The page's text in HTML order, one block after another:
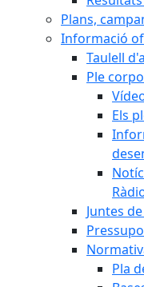
Plans,
Informació
Taulell
Ple
Els
Juntes
Pla